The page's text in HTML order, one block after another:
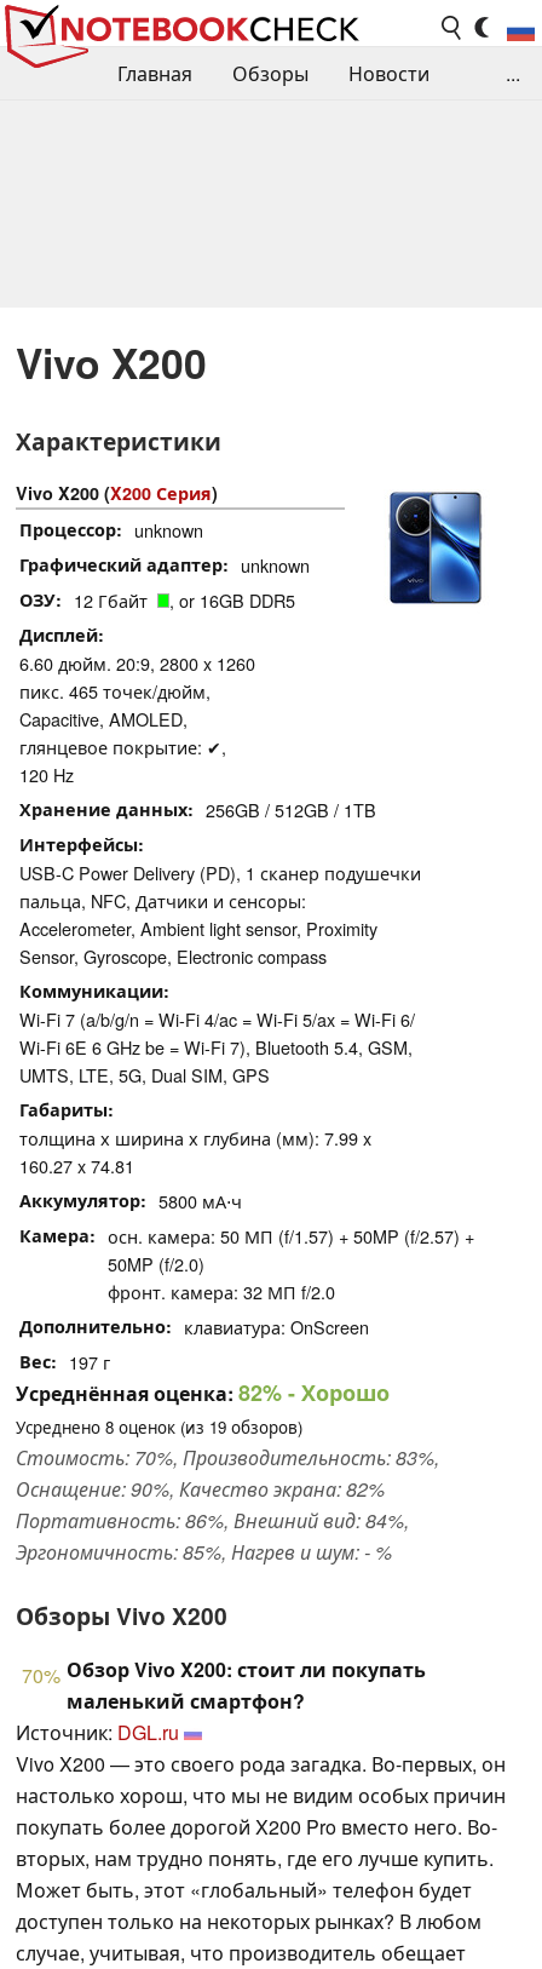
Главная Обзоры
Новости
...
Vivo X200
Характеристики
Vivo X200 (X200 Серия)
Процессор
unknown
Графический адаптер unknown
ОЗУ 12 Гбайт , or 16GB DDR5
Дисплей
6.60 дюйм. 20:9, 2800 x 1260
пикс. 465 точек/дюйм,
Capacitive, AMOLED,
глянцевое покрытие: ✔,
120 Hz
Хранение данных 256GB / 512GB / 1TB
Интерфейсы
USB-C Power Delivery (PD), 1 сканер подушечки
пальца, NFC, Датчики и сенсоры:
Accelerometer, Ambient light sensor, Proximity
Sensor, Gyroscope, Electronic compass
Коммуникации
Wi-Fi 7 (a/b/g/n = Wi-Fi 4/ac = Wi-Fi 5/ax = Wi-Fi 6/
Wi-Fi 6E 6 GHz be = Wi-Fi 7), Bluetooth 5.4, GSM,
UMTS, LTE, 5G, Dual SIM, GPS
Габариты
толщина х ширина х глубина (мм): 7.99 x
160.27 x 74.81
Аккумулятор 5800 мА⋅ч
Камера
осн. камера: 50 МП (f/1.57) + 50MP (f/2.57) +
50MP (f/2.0)
фронт. камера: 32 МП f/2.0
Дополнительно клавиатура: OnScreen
Вес 197 г
Усреднённая оценка: 82%- Хорошо
Усреднено 8 оценок (из 19 обзоров)
Стоимость: 70%, Производительность: 83%,
Оснащение: 90%, Качество экрана: 82%
Портативность: 86%, Внешний вид: 84%,
Эргономичность: 85%, Нагрев и шум: - %
Обзоры Vivo X200
70% Обзор Vivo X200: стоит ли покупать
маленький смартфон?
Источник: DGL.ru
Vivo X200 — это своего рода загадка. Во-первых, он
настолько хорош, что мы не видим особых причин
покупать более дорогой X200 Pro вместо него. Во-
вторых, нам трудно понять, где его лучше купить.
Может быть, этот «глобальный» телефон будет
доступен только на некоторых рынках? В любом
случае, учитывая, что производитель обещает